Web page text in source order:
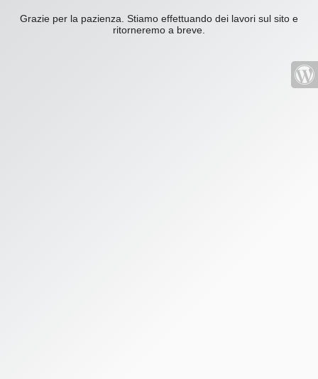
Grazie per la pazienza. Stiamo effettuando dei lavori sul sito e
ritorneremo a breve.